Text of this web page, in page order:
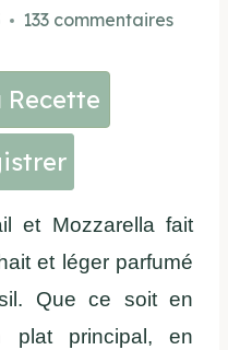
133 commentaires
Recette
et Mozzarella fait
et léger parfumé
Que ce soit en
plat principal, en